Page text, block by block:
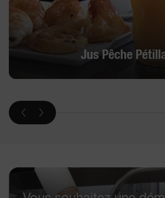
Jus Pêche